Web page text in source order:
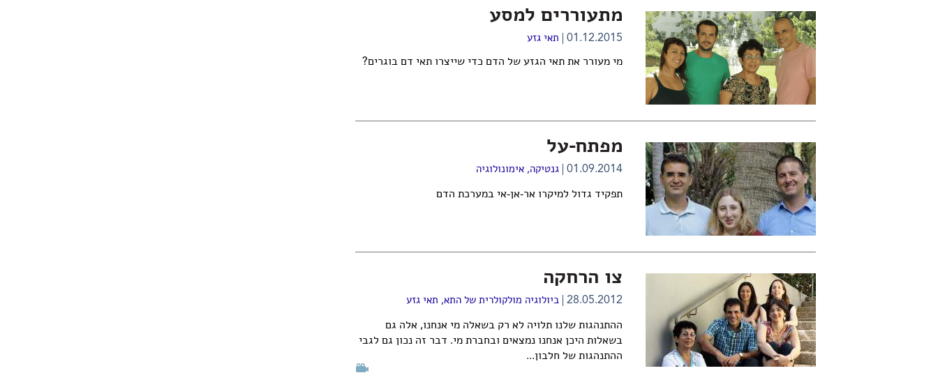
מתעוררים למסע
01.12.2015 תאי גזע
מי מעורר את תאי הגזע של הדם כדי שייצרו תאי דם בוגרים?
מפתח-על
01.09.2014 גנטיקה,אימונולוגיה
תפקיד גדול למיקרו אר-אן-אי במערכת הדם
צו הרחקה
28.05.2012 ביולוגיה מולקולרית של התא, תאי גזע
ההתנהגות שלנו תלויה לא רק בשאלה מי אנחנו, אלה גם
בשאלות היכן אנחנו נמצאים ובחברת מי. דבר זה נכון גם לגבי
ההתנהגות של חלבון...